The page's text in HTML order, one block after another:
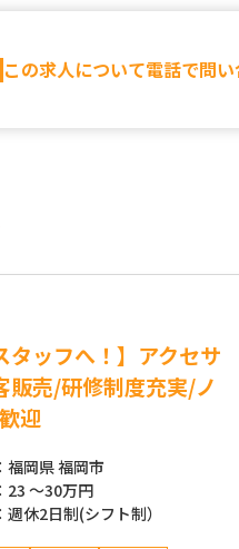
この求人について電話で問
タッフへ！】アクセサ
販売/研修制度充実/ノ
迎
福岡県 福岡市
23 ～30万円
週休2日制(シフト制）